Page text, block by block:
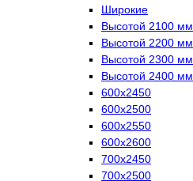
Широкие
Высотой 2100 мм
Высотой 2200 мм
Высотой 2300 мм
Высотой 2400 мм
600х2450
600х2500
600х2550
600х2600
700х2450
700х2500